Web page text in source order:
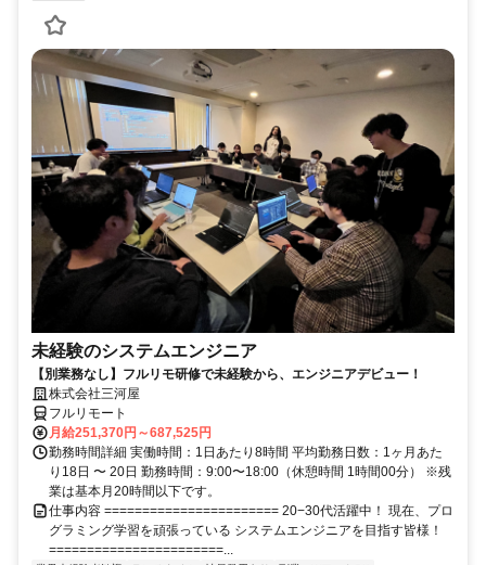
未経験のシステムエンジニア
【別業務なし】フルリモ研修で未経験から、エンジニアデビュー！
株式会社三河屋
フルリモート
月給251,370円～687,525円
勤務時間詳細 実働時間：1日あたり8時間 平均勤務日数：1ヶ月あた
り18日 〜 20日 勤務時間：9:00〜18:00（休憩時間 1時間00分） ※残
業は基本月20時間以下です。
仕事内容 ======================= 20−30代活躍中！ 現在、プロ
グラミング学習を頑張っている システムエンジニアを目指す皆様！
=======================...